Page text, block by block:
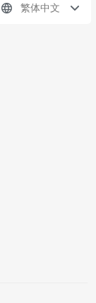
繁体中文